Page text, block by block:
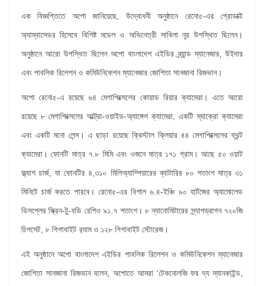
এক বিজ্ঞপ্তিতে অপো জানিয়েছে, উদ্বোধনী অনুষ্ঠানে রেনো৫-এর প্রোডাক্ট
অ্যাম্বাসেডর হিসেবে বিশিষ্ট মডেল ও অভিনেত্রী সাবিলা নূর উপস্থিত ছিলেন।
অনুষ্ঠানে আরো উপস্থিত ছিলেন অপো বাংলাদেশ এইডির ব্র্যান্ড ম্যানেজার, উইদার
এবং পাবলিক রিলেশন ও কমিউনিকেশন ম্যানেজার জোশিতা সানজানা রিজভান।
অপো রেনো৫-এ রয়েছে ৬৪ মেগাপিক্সেলের কোয়াড রিয়ার ক্যামেরা। এতে আরো
রয়েছে ৮ মেগাপিক্সেলের আল্ট্রা-ওয়াইড-অ্যাঙ্গেল ক্যামেরা, একটি ম্যাক্রো ক্যামেরা
এবং একটি মনো লেন্স। এ ছাড়া রয়েছে ক্রিস্টাল ক্লিয়ার ৪৪ মেগাপিক্সেলের ফ্রন্ট
ক্যামেরা। ফোনটি মাত্র ৭.৮ মিমি এবং ওজনে মাত্র ১৭১ গ্রাম। আছে ৫০ ওয়াট
ফ্ল্যাশ চার্জ, যা ফোনটির ৪,৩১০ মিলিঅ্যাম্পিয়ারের ব্যাটারির ৮০ শতাংশ মাত্র ৩১
মিনিটে চার্জ করতে পারবে। রেনো৫-এর বিশাল ৬.৪-ইঞ্চি ৯০ হার্টজের অ্যামোলেড
ডিসপ্লের স্ক্রিন-টু-বডি রেশিও ৯১.৭ শতাংশ। ৮ ন্যানোমিটারের স্ন্যাপড্রাগন ৭২০জি
চিপসেট, ৮ গিগাবাইট র‍্যাম ও ১২৮ গিগাবাইট স্টোরেজ।
এই অনুষ্ঠানে অপো বাংলাদেশ এইডির পাবলিক রিলেশন ও কমিউনিকেশন ম্যানেজার
জোশিতা সানজানা রিজভান বলেন, অপোতে আমরা ‘টেকনোলজি ফর দ্য ম্যানকাইন্ড,